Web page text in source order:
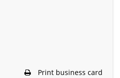
Print business card